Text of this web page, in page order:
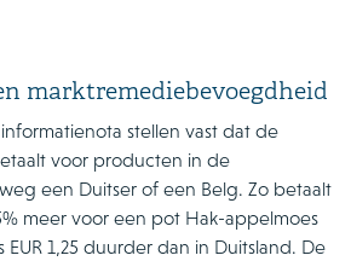
marktremediebevoegdheid
stellen vast dat de
voor producten in de
een Duitser of een Belg. Zo betaalt
meer voor een pot Hak-appelmoes
EUR 1,25 duurder dan in Duitsland. De